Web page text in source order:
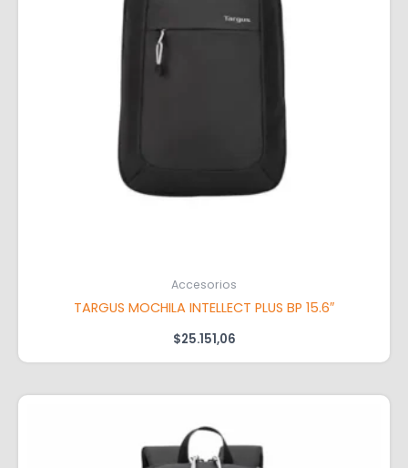
Accesorios
TARGUS MOCHILA INTELLECT PLUS BP 15.6″
$25.151,06